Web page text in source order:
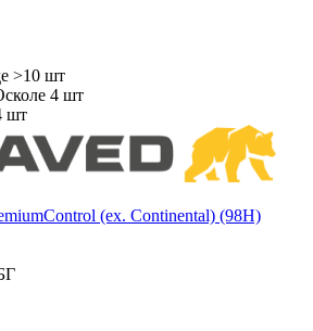
>10 шт
4 шт
шт
(ex. Continental) (98H)